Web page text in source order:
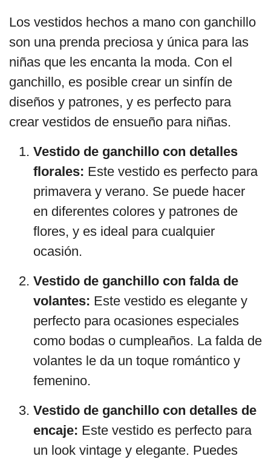
Los vestidos hechos a mano con ganchillo
son una prenda preciosa y única para las
niñas que les encanta la moda. Con el
ganchillo, es posible crear un sinfín de
diseños y patrones, y es perfecto para
crear vestidos de ensueño para niñas.
Vestido de ganchillo con detalles
florales: Este vestido es perfecto para
primavera y verano. Se puede hacer
en diferentes colores y patrones de
flores, y es ideal para cualquier
ocasión.
Vestido de ganchillo con falda de
volantes: Este vestido es elegante y
perfecto para ocasiones especiales
como bodas o cumpleaños. La falda de
volantes le da un toque romántico y
femenino.
Vestido de ganchillo con detalles de
encaje: Este vestido es perfecto para
un look vintage y elegante. Puedes